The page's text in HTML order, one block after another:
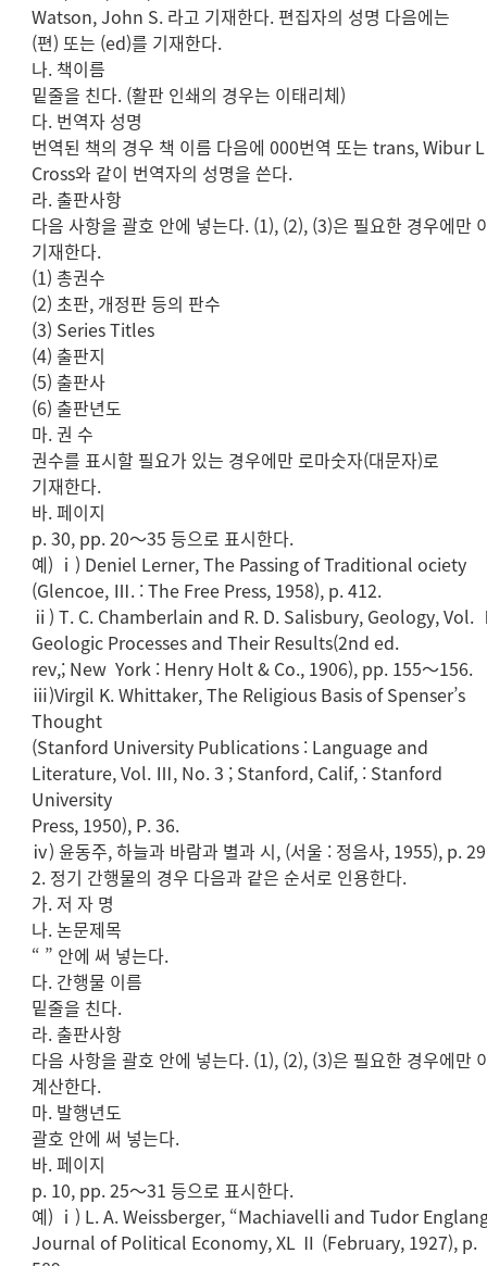
Watson, John S. 라고 기재한다. 편집자의 성명 다음에는
(편) 또는 (ed)를 기재한다.
나. 책이름
밑줄을 친다. (활판 인쇄의 경우는 이태리체)
다. 번역자 성명
번역된 책의 경우 책 이름 다음에 000번역 또는 trans, Wibur L
Cross와 같이 번역자의 성명을 쓴다.
라. 출판사항
다음 사항을 괄호 안에 넣는다. (1), (2), (3)은 필요한 경우에만
기재한다.
(1) 총권수
(2) 초판, 개정판 등의 판수
(3) Series Titles
(4) 출판지
(5) 출판사
(6) 출판년도
마. 권 수
권수를 표시할 필요가 있는 경우에만 로마숫자(대문자)로
기재한다.
바. 페이지
p. 30, pp. 20～35 등으로 표시한다.
예) ⅰ) Deniel Lerner, The Passing of Traditional ociety
(Glencoe, Ⅲ. : The Free Press, 1958), p. 412.
ⅱ) T. C. Chamberlain and R. D. Salisbury, Geology, Vol.
Geologic Processes and Their Results(2nd ed.
rev,; New York : Henry Holt & Co., 1906), pp. 155～156.
ⅲ)Virgil K. Whittaker, The Religious Basis of Spenser’s
Thought
(Stanford University Publications : Language and
Literature, Vol. Ⅲ, No. 3 ; Stanford, Calif, : Stanford
University
Press, 1950), P. 36.
ⅳ) 윤동주, 하늘과 바람과 별과 시, (서울 : 정음사, 1955), p.
2. 정기 간행물의 경우 다음과 같은 순서로 인용한다.
가. 저 자 명
나. 논문제목
“ ” 안에 써 넣는다.
다. 간행물 이름
밑줄을 친다.
라. 출판사항
다음 사항을 괄호 안에 넣는다. (1), (2), (3)은 필요한 경우에만
계산한다.
마. 발행년도
괄호 안에 써 넣는다.
바. 페이지
p. 10, pp. 25～31 등으로 표시한다.
예) ⅰ) L. A. Weissberger, “Machiavelli and Tudor
Journal of Political Economy, XL Ⅱ (February, 1927), p.